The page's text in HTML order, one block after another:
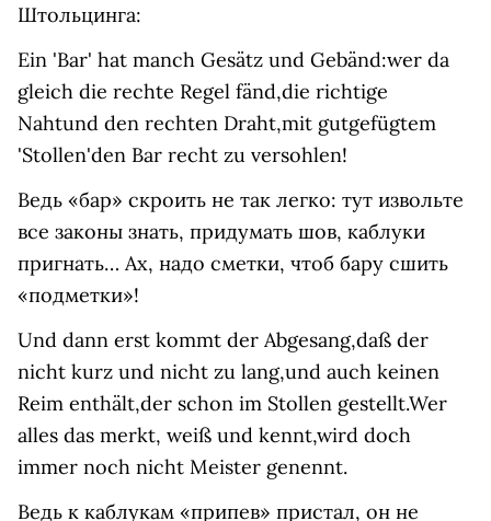
Штольцинга:
Ein 'Bar' hat manch Gesätz und Gebänd:wer da
gleich die rechte Regel fänd,die richtige
Nahtund den rechten Draht,mit gutgefügtem
'Stollen'den Bar recht zu versohlen!
Ведь «бар» скроить не так легко: тут извольте
все законы знать, придумать шов, каблуки
пригнать… Ах, надо сметки, чтоб бару сшить
«подметки»!
Und dann erst kommt der Abgesang,daß der
nicht kurz und nicht zu lang,und auch keinen
Reim enthält,der schon im Stollen gestellt.Wer
alles das merkt, weiß und kennt,wird doch
immer noch nicht Meister genennt.
Ведь к каблукам «припев» пристал, он не